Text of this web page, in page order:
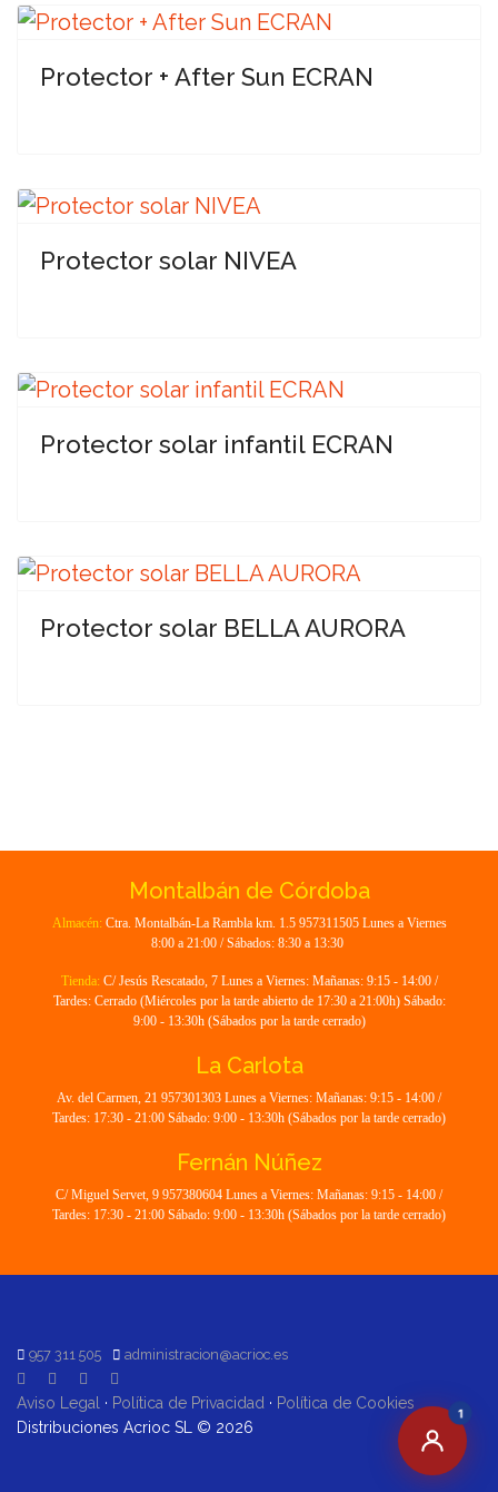
Protector + After Sun ECRAN
Protector solar NIVEA
Protector solar infantil ECRAN
Protector solar BELLA AURORA
Montalbán de Córdoba
Almacén: Ctra. Montalbán-La Rambla km. 1.5 957311505 Lunes a Viernes
8:00 a 21:00 / Sábados: 8:30 a 13:30
Tienda: C/ Jesús Rescatado, 7 Lunes a Viernes: Mañanas: 9:15 - 14:00 /
Tardes: Cerrado (Miércoles por la tarde abierto de 17:30 a 21:00h) Sábado:
9:00 - 13:30h (Sábados por la tarde cerrado)
La Carlota
Av. del Carmen, 21 957301303 Lunes a Viernes: Mañanas: 9:15 - 14:00 /
Tardes: 17:30 - 21:00 Sábado: 9:00 - 13:30h (Sábados por la tarde cerrado)
Fernán Núñez
C/ Miguel Servet, 9 957380604 Lunes a Viernes: Mañanas: 9:15 - 14:00 /
Tardes: 17:30 - 21:00 Sábado: 9:00 - 13:30h (Sábados por la tarde cerrado)
957 311 505 administracion@acrioc.es
Aviso Legal · Política de Privacidad · Política de Cookies
Distribuciones Acrioc SL © 2026
1